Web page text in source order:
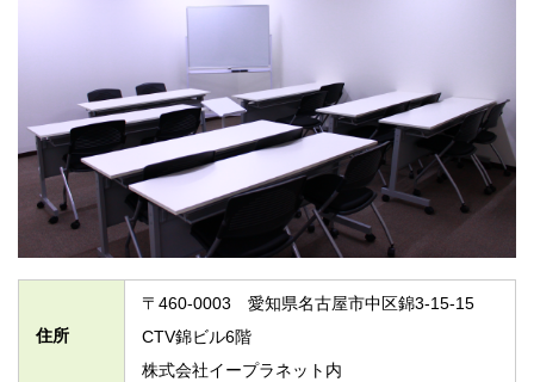
住所
〒460-0003 愛知県名古屋市中区錦3-15-15
CTV錦ビル6階
株式会社イープラネット内